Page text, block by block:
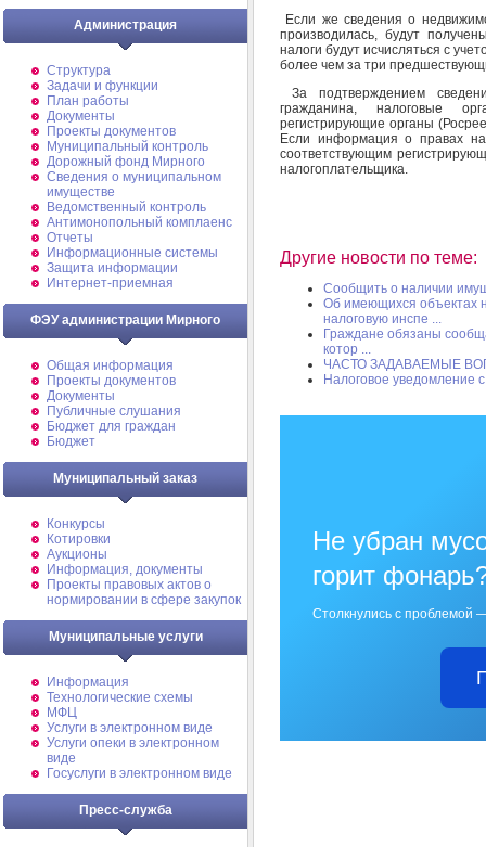
Администрация
Структура
Задачи и функции
План работы
Документы
Проекты документов
Муниципальный контроль
Дорожный фонд Мирного
Cведения о муниципальном
имуществе
Ведомственный контроль
Антимонопольный комплаенс
Отчеты
Информационные системы
Защита информации
Интернет-приемная
ФЭУ администрации Мирного
Общая информация
Проекты документов
Документы
Публичные слушания
Бюджет для граждан
Бюджет
Муниципальный заказ
Конкурсы
Котировки
Аукционы
Информация, документы
Проекты правовых актов о
нормировании в сфере закупок
Муниципальные услуги
Информация
Технологические схемы
МФЦ
Услуги в электронном виде
Услуги опеки в электронном
виде
Госуслуги в электронном виде
Пресс-служба
Если же сведения о
производилась, будут
налоги будут исчисляться с
более чем за три
За подтверждением
гражданина, налоговые
регистрирующие органы
Если информация о правах
соответствующим
налогоплательщика.
Другие новости по теме:
Сообщить о наличии
Об имеющихся объектах
налоговую инспе ...
Граждане обязаны
котор ...
ЧАСТО ЗАДАВАЕМЫЕ
Налоговое уведомление
Не убран
горит
Столкнулись с проблемой